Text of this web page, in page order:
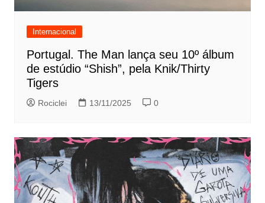
Internacional
Portugal. The Man lança seu 10º álbum
de estúdio “Shish”, pela Knik/Thirty
Tigers
Rociclei 13/11/2025 0